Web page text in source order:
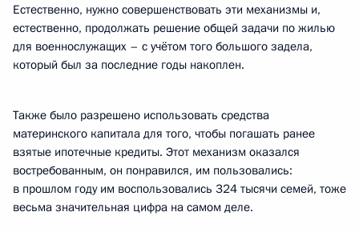
Естественно, нужно совершенствовать эти механизмы и,
естественно, продолжать решение общей задачи по жилью
для военнослужащих – с учётом того большого задела,
который был за последние годы накоплен.
Также было разрешено использовать средства
материнского капитала для того, чтобы погашать ранее
взятые ипотечные кредиты. Этот механизм оказался
востребованным, он понравился, им пользовались:
в прошлом году им воспользовались 324 тысячи семей, тоже
весьма значительная цифра на самом деле.